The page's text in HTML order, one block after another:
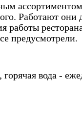
ассортиментом
Работают они
работы
предусмотрели.
горячая вода -